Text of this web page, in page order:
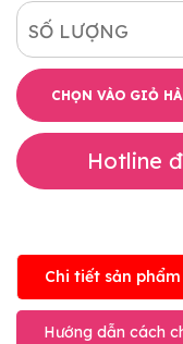
SỐ LƯỢNG
CHỌN VÀO GIỎ
Hotline
Chi tiết sản phẩm
Hướng dẫn cách